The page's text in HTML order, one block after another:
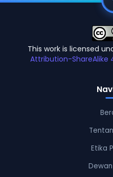
This work is licensed
Attribution-ShareAlike
Etika